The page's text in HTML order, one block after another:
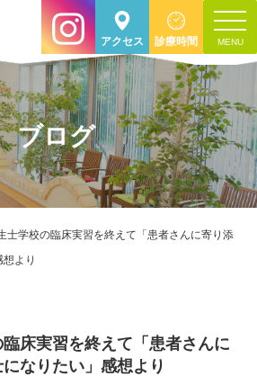
アクセス 診療時間
toggle
ブログ
士学校の臨床実習を終えて「患者さんに寄り添
より
床実習を終えて「患者さんに
なりたい」感想より